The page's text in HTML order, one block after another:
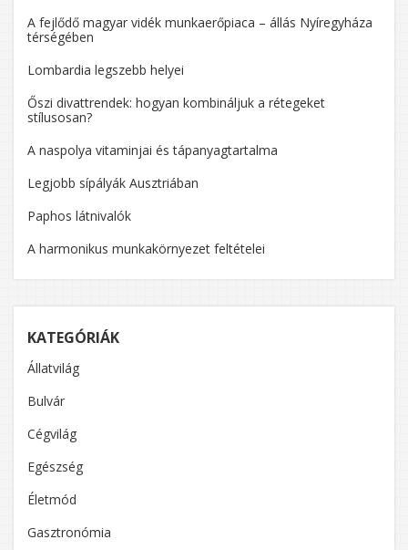
A fejlődő magyar vidék munkaerőpiaca – állás Nyíregyháza
térségében
Lombardia legszebb helyei
Őszi divattrendek: hogyan kombináljuk a rétegeket
stílusosan?
A naspolya vitaminjai és tápanyagtartalma
Legjobb sípályák Ausztriában
Paphos látnivalók
A harmonikus munkakörnyezet feltételei
KATEGÓRIÁK
Állatvilág
Bulvár
Cégvilág
Egészség
Életmód
Gasztronómia